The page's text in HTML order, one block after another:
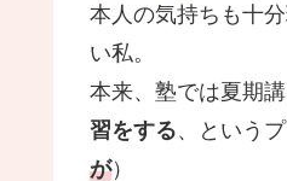
本人の気持ちも十
い私。
本来、塾では夏期
習をする、という
が）